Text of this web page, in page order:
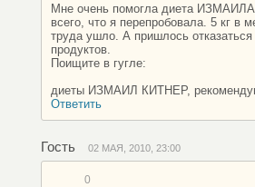
Мне очень помогла диета
всего, что я перепробовала. 5 кг в
труда ушло. А пришлось
продуктов.
Поищите в гугле:
диеты ИЗМАИЛ КИТНЕР,
Ответить
Гость 02 МАЯ, 2010, 23:00
0